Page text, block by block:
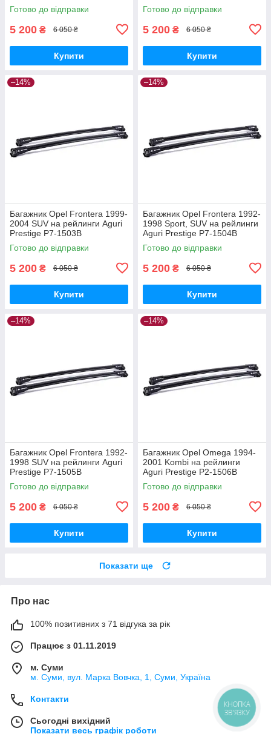
Готово до відправки
5 200 ₴ 6 050 ₴
Купити
Готово до відправки
5 200 ₴ 6 050 ₴
Купити
–14%
Багажник Opel Frontera 1999-
2004 SUV на рейлинги Aguri
Prestige P7-1503B
Готово до відправки
5 200 ₴ 6 050 ₴
Купити
–14%
Багажник Opel Frontera 1992-
1998 Sport, SUV на рейлинги
Aguri Prestige P7-1504B
Готово до відправки
5 200 ₴ 6 050 ₴
Купити
–14%
Багажник Opel Frontera 1992-
1998 SUV на рейлинги Aguri
Prestige P7-1505B
Готово до відправки
5 200 ₴ 6 050 ₴
Купити
–14%
Багажник Opel Omega 1994-
2001 Kombi на рейлинги
Aguri Prestige P2-1506B
Готово до відправки
5 200 ₴ 6 050 ₴
Купити
Показати ще
Про нас
100% позитивних з 71 відгука за рік
Працює з 01.11.2019
м. Суми
м. Суми, вул. Марка Вовчка, 1, Суми, Україна
Контакти
Сьогодні вихідний
Показати весь графік роботи
КНОПКА
ЗВ'ЯЗКУ